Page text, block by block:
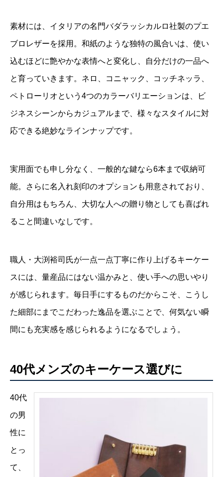
素材には、イタリアの名門バダラッシカルロ社製のプエ
ブロレザーを採用。和紙のような独特の風合いは、使い
込むほどに艶やかな表情へと変化し、自分だけの一品へ
と育っていきます。ネロ、コニャック、コッチネッラ、
ペトローリオという4つのカラーバリエーションは、ビ
ジネスシーンからカジュアルまで、様々なスタイルに対
応できる絶妙なラインナップです。
実用面でも申し分なく、一般的な鍵なら6本まで収納可
能。さらに名入れ刻印のオプションも用意されており、
自分用はもちろん、大切な人への贈り物としても喜ばれ
ること間違いなしです。
職人・大渕裕司氏が一点一点丁寧に作り上げるキーケー
スには、量産品にはない温かみと、使い手への思いやり
が感じられます。毎日手にするものだからこそ、こうし
た細部にまでこだわった逸品を選ぶことで、何気ない瞬
間にも充実感を感じられるようになるでしょう。
40代メンズのキーケース選びに
40代
の男
性に
とっ
て、